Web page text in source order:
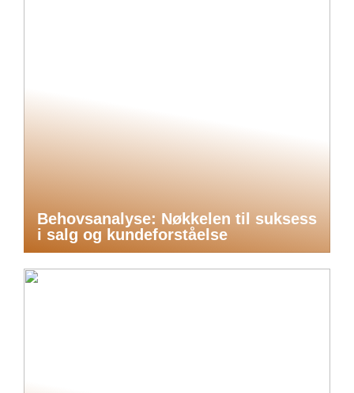
Behovsanalyse: Nøkkelen til suksess
i salg og kundeforståelse